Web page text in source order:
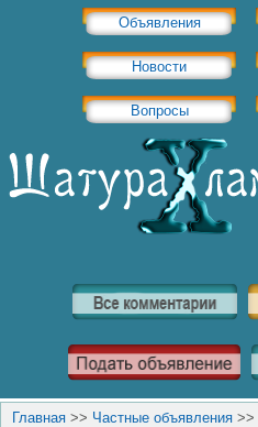
Объявления
Новости
Вопросы
Главная >> Частные объявления >>